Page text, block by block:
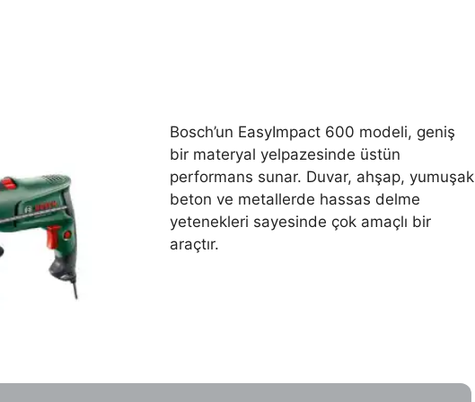
Bosch’un EasyImpact 600 modeli, geniş
bir materyal yelpazesinde üstün
performans sunar. Duvar, ahşap, yumuşak
beton ve metallerde hassas delme
yetenekleri sayesinde çok amaçlı bir
araçtır.